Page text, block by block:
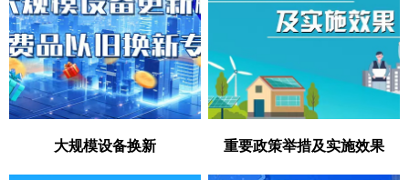
大规模设备换新 重要政策举措及实施效果